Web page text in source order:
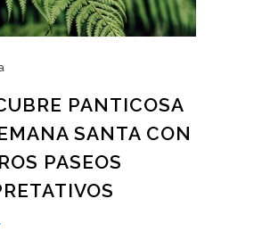
PANTICOSA
SANTA CON
PASEOS